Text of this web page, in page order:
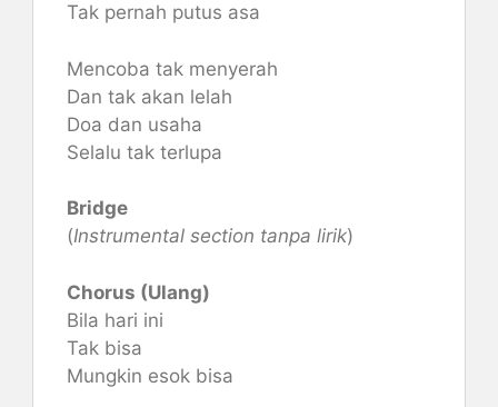
Tak pernah putus asa
Mencoba tak menyerah
Dan tak akan lelah
Doa dan usaha
Selalu tak terlupa
Bridge
(Instrumental section tanpa lirik)
Chorus (Ulang)
Bila hari ini
Tak bisa
Mungkin esok bisa